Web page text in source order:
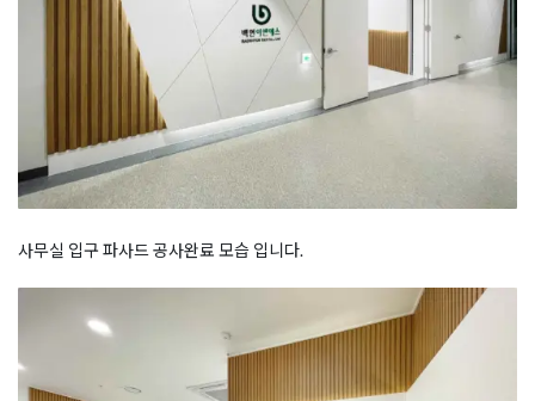
사무실 입구 파사드 공사완료 모습 입니다.